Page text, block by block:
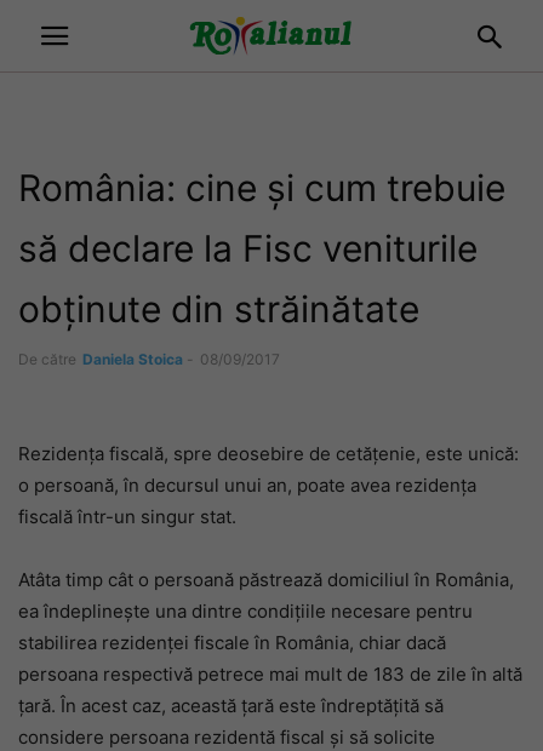
România: cine şi cum trebuie
să declare la Fisc veniturile
obţinute din străinătate
De către Daniela Stoica - 08/09/2017
Rezidența fiscală, spre deosebire de cetățenie, este unică:
o persoană, în decursul unui an, poate avea rezidența
fiscală într-un singur stat.
Atâta timp cât o persoană păstrează domiciliul în România,
ea îndeplinește una dintre condițiile necesare pentru
stabilirea rezidenței fiscale în România, chiar dacă
persoana respectivă petrece mai mult de 183 de zile în altă
țară. În acest caz, această țară este îndreptățită să
considere persoana rezidentă fiscal și să solicite